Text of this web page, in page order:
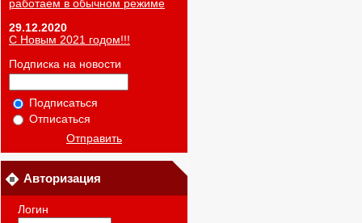
работаем в обычном режиме
29.12.2020
С Новым 2021 годом!!!
Подписка на новости
Подписаться
Отписаться
Отправить
Авторизация
Логин